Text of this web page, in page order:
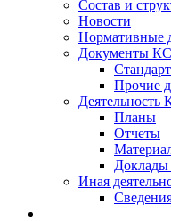
Состав и
Новости
Нормативные
Документы
Прочие
Деятельность
Планы
Отчеты
Доклады
Иная